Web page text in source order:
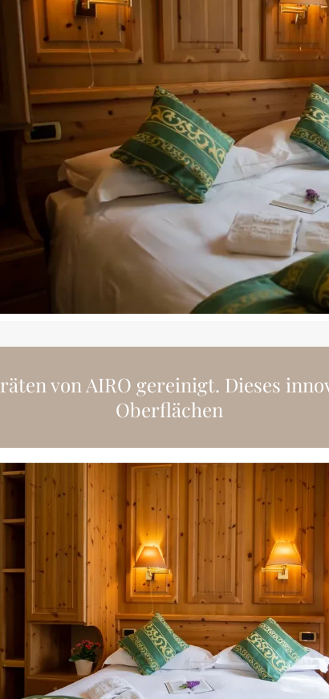
von AIRO gereinigt. Dieses
Oberflächen